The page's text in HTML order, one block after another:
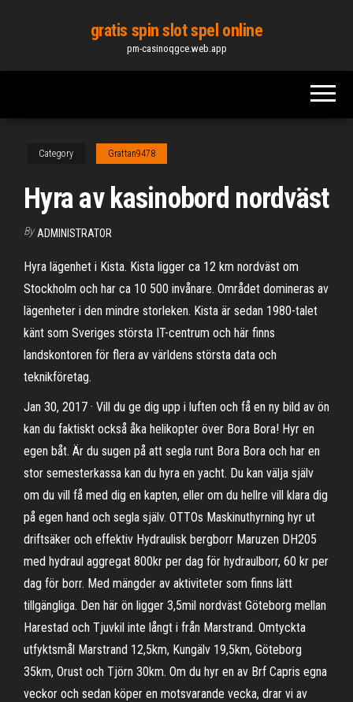
content
gratis spin slot spel online
pm-casinoqgce.web.app
Category Grattan9478
Hyra av kasinobord nordväst
By ADMINISTRATOR
Hyra lägenhet i Kista. Kista ligger ca 12 km nordväst om
Stockholm och har ca 10 500 invånare. Området domineras av
lägenheter i den mindre storleken. Kista är sedan 1980-talet
känt som Sveriges största IT-centrum och här finns
landskontoren för flera av världens största data och
teknikföretag.
Jan 30, 2017 · Vill du ge dig upp i luften och få en ny bild av ön
kan du faktiskt också åka helikopter över Bora Bora! Hyr en
egen båt. Är du sugen på att segla runt Bora Bora och har en
stor semesterkassa kan du hyra en yacht. Du kan välja själv
om du vill få med dig en kapten, eller om du hellre vill klara dig
på egen hand och segla själv. OTTOs Maskinuthyrning hyr ut
driftsäker och effektiv Hydraulisk bergborr Maruzen DH205
med hydraul aggregat 800kr per dag för hydraulborr, 60 kr per
dag för borr. Med mängder av aktiviteter som finns lätt
tillgängliga. Den här ön ligger 3,5mil nordväst Göteborg mellan
Harestad och Tjuvkil inte långt i från Marstrand. Omtyckta
utfyktsmål Marstrand 12,5km, Kungälv 19,5km, Göteborg
35km, Orust och Tjörn 30km. Om du hyr en av Brf Capris egna
veckor och sedan köper en motsvarande vecka, drar vi av